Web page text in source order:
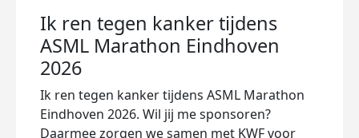
Ik ren tegen kanker tijdens
ASML Marathon Eindhoven
2026
Ik ren tegen kanker tijdens ASML Marathon
Eindhoven 2026. Wil jij me sponsoren?
Daarmee zorgen we samen met KWF voor